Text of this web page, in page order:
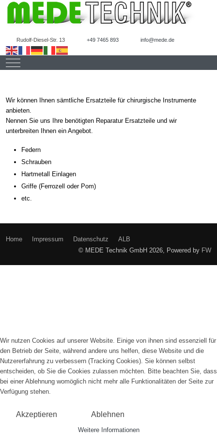
Rudolf-Diesel-Str. 13 +49 7465 893 info@mede.de
Mobile Menu Toggle
Wir können Ihnen sämtliche Ersatzteile für chirurgische Instrumente
anbieten.
Nennen Sie uns Ihre benötigten Reparatur Ersatzteile und wir
unterbreiten Ihnen ein Angebot.
Federn
Schrauben
Hartmetall Einlagen
Griffe (Ferrozell oder Pom)
etc.
Home Impressum Datenschutz
ALB
© MEDE Technik GmbH 2026, Powered by FW
Wir nutzen Cookies auf unserer Website. Einige von ihnen sind essenziell für
den Betrieb der Seite, während andere uns helfen, diese Website und die
Nutzererfahrung zu verbessern (Tracking Cookies). Sie können selbst
entscheiden, ob Sie die Cookies zulassen möchten. Bitte beachten Sie, dass
bei einer Ablehnung womöglich nicht mehr alle Funktionalitäten der Seite zur
Verfügung stehen.
Akzeptieren Ablehnen
Weitere Informationen